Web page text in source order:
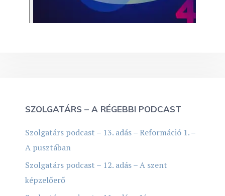
SZOLGATÁRS – A RÉGEBBI PODCAST
Szolgatárs podcast – 13. adás – Reformáció 1. –
A pusztában
Szolgatárs podcast – 12. adás – A szent
képzelőerő